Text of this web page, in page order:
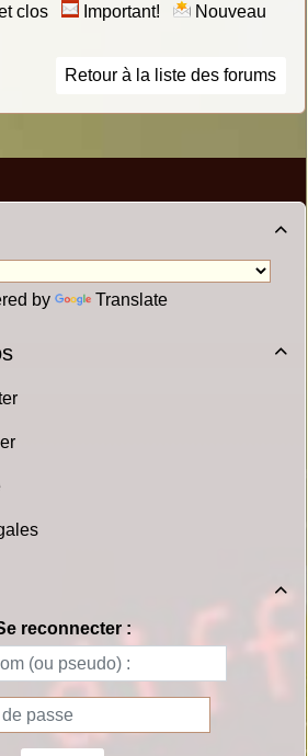
clos Important!
Nouveau
Retour à la liste des forums

by Translate


reconnecter :